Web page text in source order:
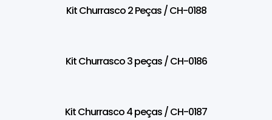
Kit Churrasco 2 Peças / CH-0188
Kit Churrasco 3 peças / CH-0186
Kit Churrasco 4 peças / CH-0187